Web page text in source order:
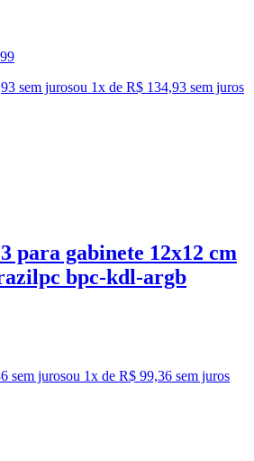
99
sem jurosou 1x de R$ 134,93 sem juros
para gabinete 12x12 cm
bpc-kdl-argb
sem jurosou 1x de R$ 99,36 sem juros